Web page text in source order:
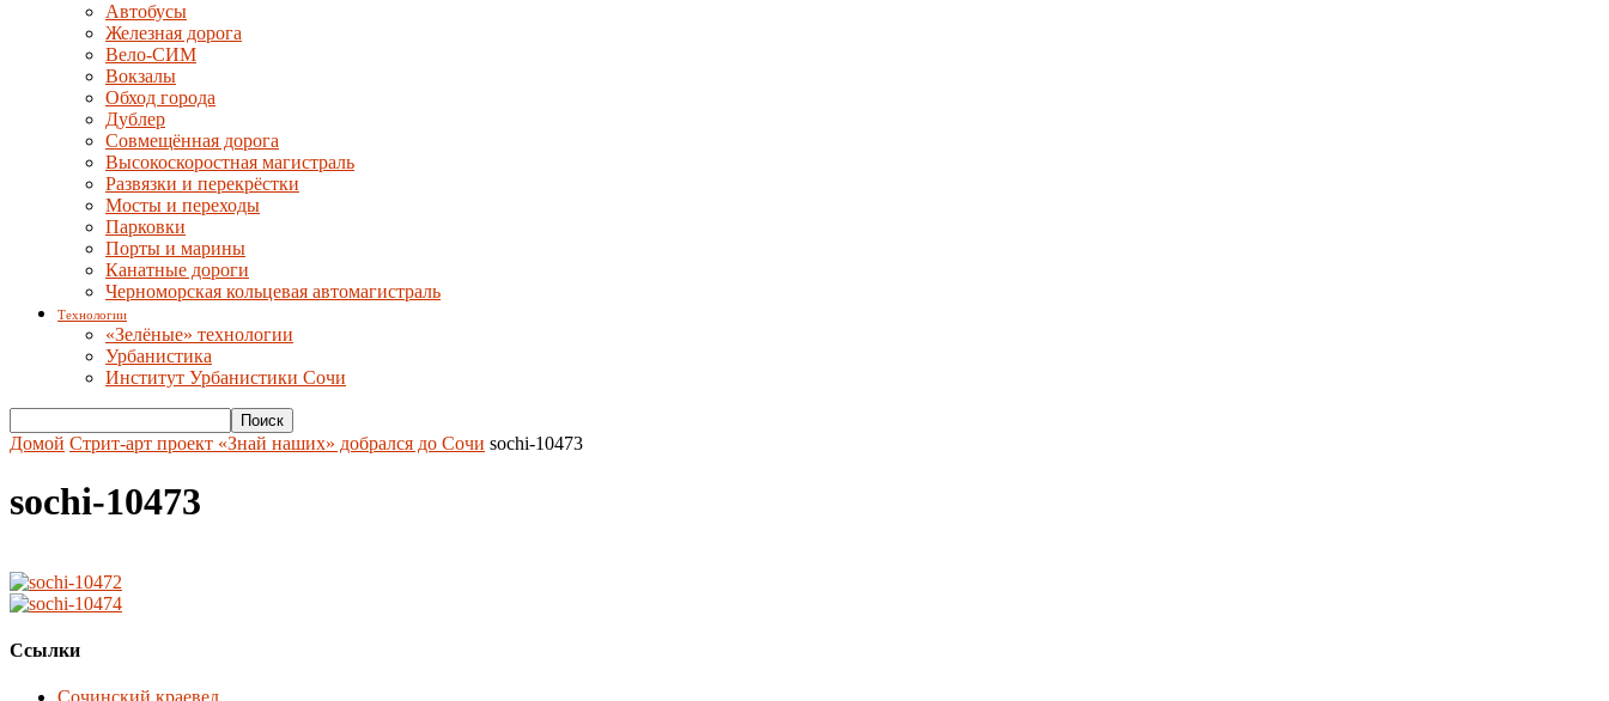
Автобусы
Железная дорога
Вело-СИМ
Вокзалы
Обход города
Дублер
Совмещённая дорога
Высокоскоростная магистраль
Развязки и перекрёстки
Мосты и переходы
Парковки
Порты и марины
Канатные дороги
Черноморская кольцевая автомагистраль
Технологии
«Зелёные» технологии
Урбанистика
Институт Урбанистики Сочи
Домой Стрит-арт проект «Знай наших» добрался до Сочи sochi-10473
sochi-10473
Ссылки